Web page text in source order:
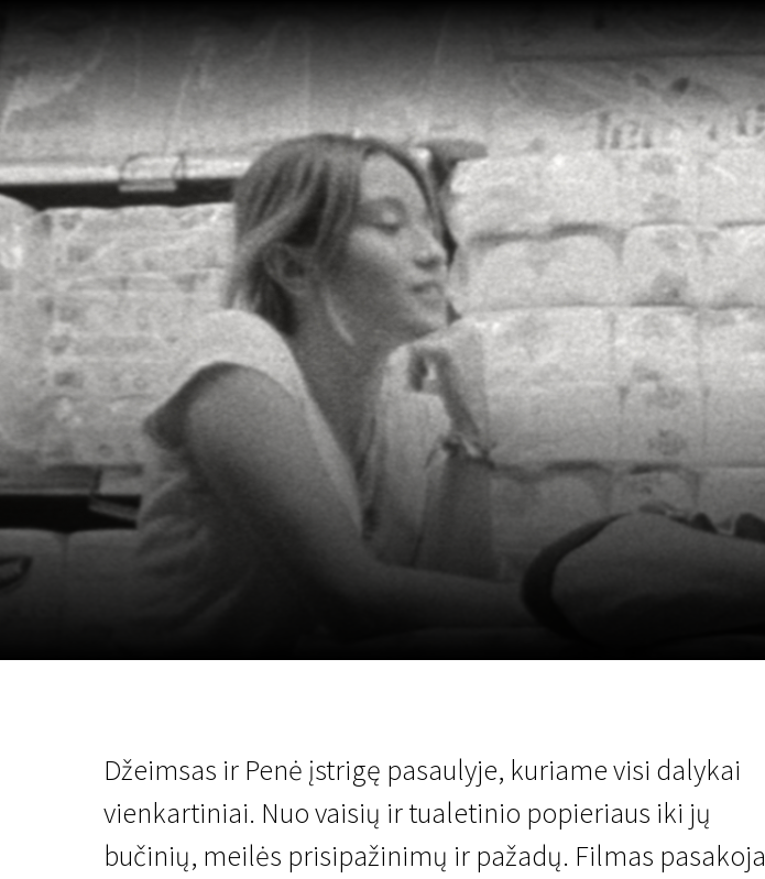
Džeimsas ir Penė įstrigę pasaulyje, kuriame visi dalykai
vienkartiniai. Nuo vaisių ir tualetinio popieriaus iki jų
bučinių, meilės prisipažinimų ir pažadų. Filmas pasakoja